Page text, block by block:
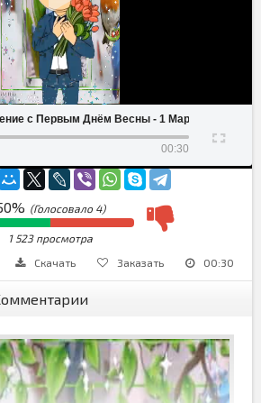
с Первым Днём Весны - 1 Марта
00:30
(Голосовало 4)
1 523 просмотра
Скачать Заказать 00:30